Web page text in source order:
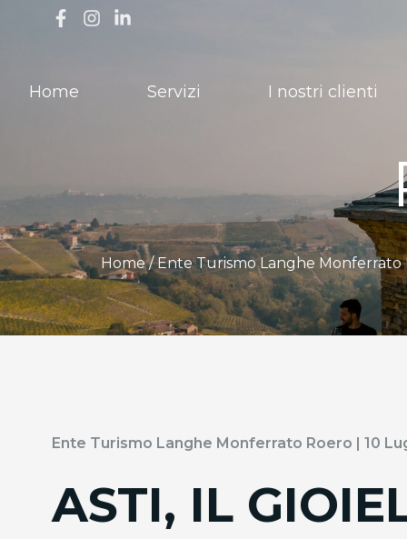
Home Servizi I nostri clienti
Home /Ente Turismo Langhe Monferrato
Ente Turismo Langhe Monferrato Roero | 10
ASTI, IL